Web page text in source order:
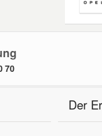
70
Der